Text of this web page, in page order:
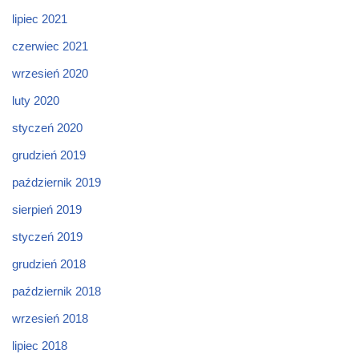
lipiec 2021
czerwiec 2021
wrzesień 2020
luty 2020
styczeń 2020
grudzień 2019
październik 2019
sierpień 2019
styczeń 2019
grudzień 2018
październik 2018
wrzesień 2018
lipiec 2018